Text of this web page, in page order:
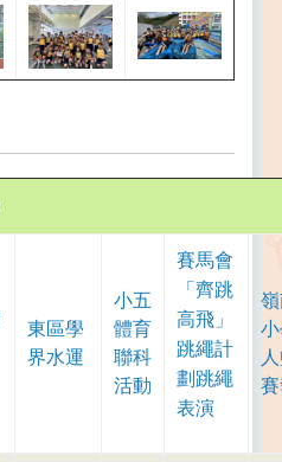
東區學
界水運
小五
體育
聯科
活動
賽馬會
「齊跳
高飛」
跳繩計
劃跳繩
表演